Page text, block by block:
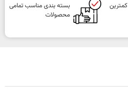
بسته بندی مناسب تمامی
محصولات